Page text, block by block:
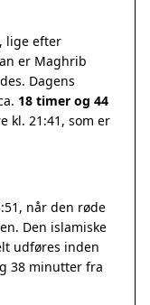
lige efter
er Maghrib
Dagens
18 timer og 44
kl. 21:41, som er
når den røde
Den islamiske
udføres inden
38 minutter fra